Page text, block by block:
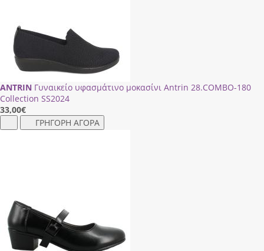
ANTRIN Γυναικείο υφασμάτινο μοκασίνι Antrin 28.CΟΜΒΟ-180
Collection SS2024
33,00€
ΓΡΗΓΟΡΗ ΑΓΟΡΑ